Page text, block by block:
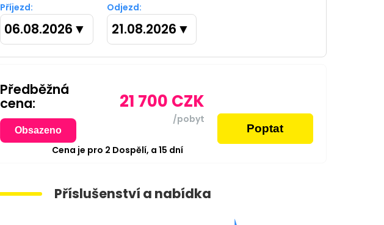
Příjezd:
06.08.2026 ▼
Odjezd:
21.08.2026 ▼
Předběžná
cena:
Obsazeno
21 700 CZK
/pobyt
Poptat
Cena je pro 2 Dospělí, a15 dní
Příslušenství a nabídka